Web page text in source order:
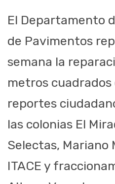
El Departamento
de Pavimentos
semana la
metros
reportes
las colonias El
Selectas, Mariano
ITACE y